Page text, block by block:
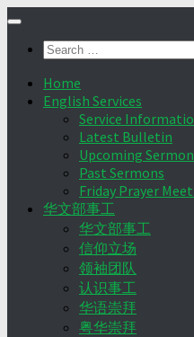
Skip
contentSearch
Home
English Services
Service
Latest Bulletin
Upcoming
Past Sermons
Friday Prayer
华文部事工
华文部事工
信仰立场
领袖团队
认识事工
华语崇拜
粤华崇拜